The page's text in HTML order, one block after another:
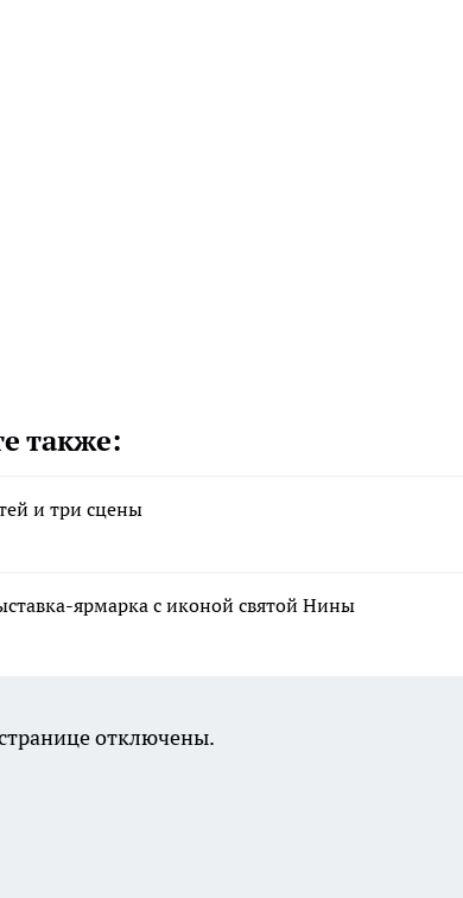
также:
и три сцены
ярмарка с иконой святой Нины
отключены.